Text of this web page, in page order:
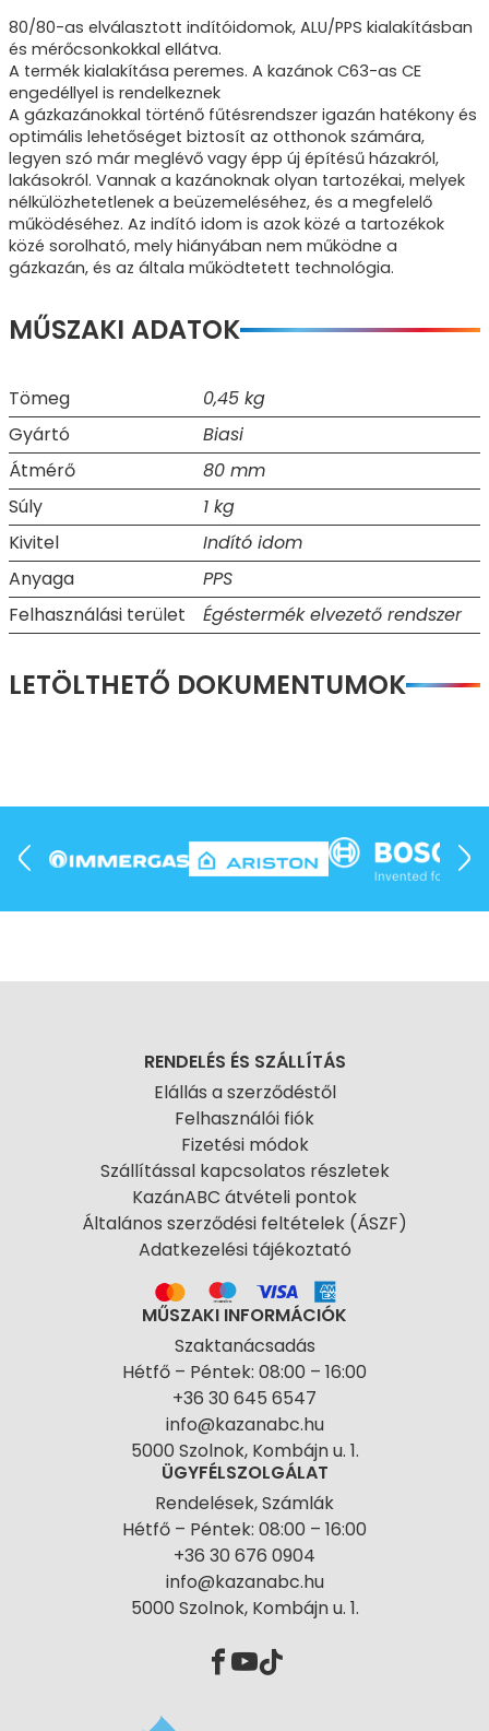
80/80-as elválasztott indítóidomok, ALU/PPS kialakításban
és mérőcsonkokkal ellátva.
A termék kialakítása peremes. A kazánok C63-as CE
engedéllyel is rendelkeznek
A gázkazánokkal történő fűtésrendszer igazán hatékony és
optimális lehetőséget biztosít az otthonok számára,
legyen szó már meglévő vagy épp új építésű házakról,
lakásokról. Vannak a kazánoknak olyan tartozékai, melyek
nélkülözhetetlenek a beüzemeléséhez, és a megfelelő
működéséhez. Az indító idom is azok közé a tartozékok
közé sorolható, mely hiányában nem működne a
gázkazán, és az általa működtetett technológia.
MŰSZAKI ADATOK
Tömeg
0,45 kg
Gyártó
Biasi
Átmérő
80 mm
Súly
1 kg
Kivitel
Indító idom
Anyaga
PPS
Felhasználási terület
Égéstermék elvezető rendszer
LETÖLTHETŐ DOKUMENTUMOK
RENDELÉS ÉS SZÁLLÍTÁS
Elállás a szerződéstől
Felhasználói fiók
Fizetési módok
Szállítással kapcsolatos részletek
KazánABC átvételi pontok
Általános szerződési feltételek (ÁSZF)
Adatkezelési tájékoztató
MŰSZAKI INFORMÁCIÓK
Szaktanácsadás
Hétfő – Péntek: 08:00 – 16:00
+36 30 645 6547
info@kazanabc.hu
5000 Szolnok, Kombájn u. 1.
ÜGYFÉLSZOLGÁLAT
Rendelések, Számlák
Hétfő – Péntek: 08:00 – 16:00
+36 30 676 0904
info@kazanabc.hu
5000 Szolnok, Kombájn u. 1.